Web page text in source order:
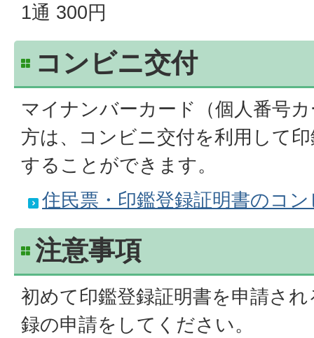
1通 300円
コンビニ交付
マイナンバーカード（個人番号
方は、コンビニ交付を利用して
することができます。
住民票・印鑑登録証明書のコ
注意事項
初めて印鑑登録証明書を申請さ
録の申請をしてください。